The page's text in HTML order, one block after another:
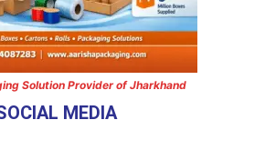
Solution Provider of Jharkhand
MEDIA